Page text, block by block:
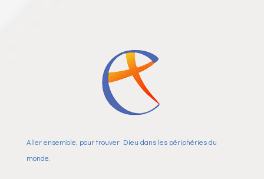
Aller ensemble, pour trouver Dieu dans les périphéries du
monde.